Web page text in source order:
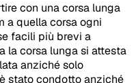
con una corsa lunga
a quella corsa ogni
facili più brevi a
la corsa lunga si attesta
anziché solo
stato condotto anziché